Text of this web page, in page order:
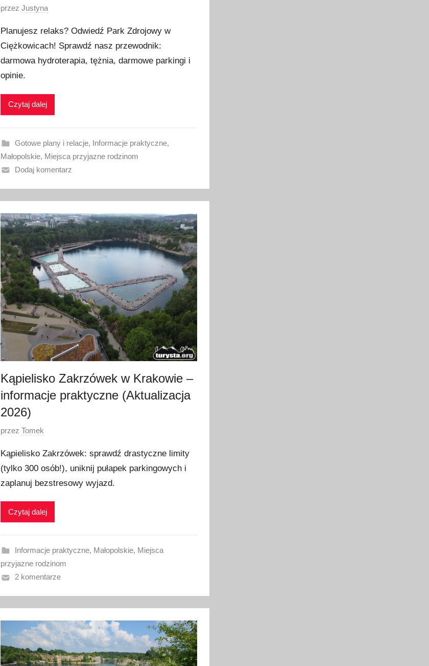
O
u
b
l
i
w
n
o
1
p
c
a
2
0
2
6
przezJustyna
Planujesz relaks? Odwiedź Park Zdrojowy w
Ciężkowicach! Sprawdź nasz przewodnik:
darmowa hydroterapia, tężnia, darmowe parkingi i
opinie.
Czytaj dalej
Gotowe plany i relacje, Informacje praktyczne,
Małopolskie, Miejsca przyjazne rodzinom
Dodaj komentarz
Kąpielisko Zakrzówek w Krakowie –
informacje praktyczne (Aktualizacja
2026)
O
u
b
l
o
a
n
o
i
p
c
przezTomek
Kąpielisko Zakrzówek: sprawdź drastyczne limity
(tylko 300 osób!), uniknij pułapek parkingowych i
zaplanuj bezstresowy wyjazd.
Czytaj dalej
Informacje praktyczne, Małopolskie, Miejsca
przyjazne rodzinom
2 komentarze